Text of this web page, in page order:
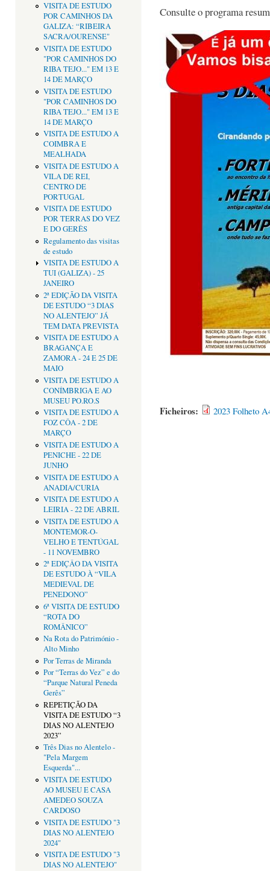
VISITA DE ESTUDO
POR CAMINHOS DA
GALIZA: “RIBEIRA
SACRA/OURENSE"
VISITA DE ESTUDO
"POR CAMINHOS DO
RIBA TEJO..." EM 13 E
14 DE MARÇO
VISITA DE ESTUDO
"POR CAMINHOS DO
RIBA TEJO..." EM 13 E
14 DE MARÇO
VISITA DE ESTUDO A
COIMBRA E
MEALHADA
VISITA DE ESTUDO A
VILA DE REI,
CENTRO DE
PORTUGAL
VISITA DE ESTUDO
POR TERRAS DO VEZ
E DO GERÊS
Regulamento das visitas
de estudo
VISITA DE ESTUDO A
TUI (GALIZA) - 25
JANEIRO
2ª EDIÇÃO DA VISITA
DE ESTUDO “3 DIAS
NO ALENTEJO” JÁ
TEM DATA PREVISTA
VISITA DE ESTUDO A
BRAGANÇA E
ZAMORA - 24 E 25 DE
MAIO
VISITA DE ESTUDO A
CONÍMBRIGA E AO
MUSEU PO.RO.S
VISITA DE ESTUDO A
FOZ CÔA - 2 DE
MARÇO
VISITA DE ESTUDO A
PENICHE - 22 DE
JUNHO
VISITA DE ESTUDO A
ANADIA/CURIA
VISITA DE ESTUDO A
LEIRIA - 22 DE ABRIL
VISITA DE ESTUDO A
MONTEMOR-O-
VELHO E TENTÚGAL
- 11 NOVEMBRO
2ª EDIÇÂO DA VISITA
DE ESTUDO À “VILA
MEDIEVAL DE
PENEDONO”
6ª VISITA DE ESTUDO
“ROTA DO
ROMÂNICO”
Na Rota do Património -
Alto Minho
Por Terras de Miranda
Por “Terras do Vez” e do
“Parque Natural Peneda
Gerês”
REPETIÇÃO DA
VISITA DE ESTUDO “3
DIAS NO ALENTEJO
2023”
Três Dias no Alentelo -
"Pela Margem
Esquerda"...
VISITA DE ESTUDO
AO MUSEU E CASA
AMEDEO SOUZA
CARDOSO
VISITA DE ESTUDO "3
DIAS NO ALENTEJO
2024"
VISITA DE ESTUDO "3
DIAS NO ALENTEJO"
Consulte o programa
Ficheiros: 2023 Folheto